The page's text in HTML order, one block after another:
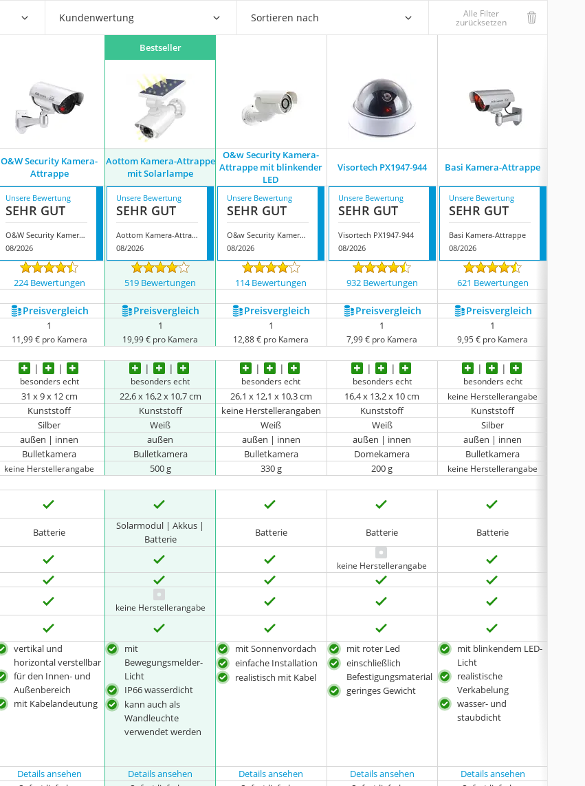
Kundenwertung Sortieren nach Alle Filter
zurücksetzen
Bestseller
O&W Security Kamera-
Attrappe
Aottom Kamera-Attrappe
mit Solarlampe
O&w Security Kamera-
Attrappe mit blinkender
LED
Visortech PX1947-944 Basi Kamera-Attrappe
Unsere Bewertung
SEHR GUT
O&W Security Kamera-Attrappe
08/2026
Unsere Bewertung
SEHR GUT
Aottom Kamera-Attrappe mit Solarlampe
08/2026
Unsere Bewertung
SEHR GUT
O&w Security Kamera-Attrappe mit blinkender LED
08/2026
Unsere Bewertung
SEHR GUT
Visortech PX1947-944
08/2026
Unsere Bewertung
SEHR GUT
Basi Kamera-Attrappe
08/2026
224 Bewertungen 519 Bewertungen 114 Bewertungen 932 Bewertungen 621 Bewertungen
Preis­vergleich Preis­vergleich Preis­vergleich Preis­vergleich Preis­vergleich
1
11,99 € pro Kamera
1
19,99 € pro Kamera
1
12,88 € pro Kamera
1
7,99 € pro Kamera
1
9,95 € pro Kamera
besonders echt besonders echt besonders echt besonders echt besonders echt
31 x 9 x 12 cm ‎22,6 x 16,2 x 10,7 cm 26,1 x 12,1 x 10,3 cm ‎16,4 x 13,2 x 10 cm keine Herstellerangabe
Kunststoff Kunststoff keine Herstellerangaben Kunststoff Kunststoff
Silber Weiß Weiß Weiß
Silber
außen | innen außen außen | innen außen | innen außen | innen
Bulletkamera Bulletkamera Bulletkamera Domekamera Bulletkamera
keine Herstellerangabe 500 g 330 g 200 g keine Herstellerangabe
Batterie
Solarmodul | Akkus |
Batterie
Batterie Batterie Batterie
keine Herstellerangabe
keine Herstellerangabe
vertikal und
horizontal verstellbar
für den Innen- und
Außenbereich
mit Kabelandeutung
mit
Bewegungsmelder-
Licht
IP66 wasserdicht
kann auch als
Wandleuchte
verwendet werden
mit Sonnenvordach
einfache Installation
realistisch mit Kabel
mit roter Led
einschließlich
Befestigungsmaterial
geringes Gewicht
mit blinkendem LED-
Licht
realistische
Verkabelung
wasser- und
staubdicht
Details ansehen Details ansehen Details ansehen Details ansehen
Details ansehen